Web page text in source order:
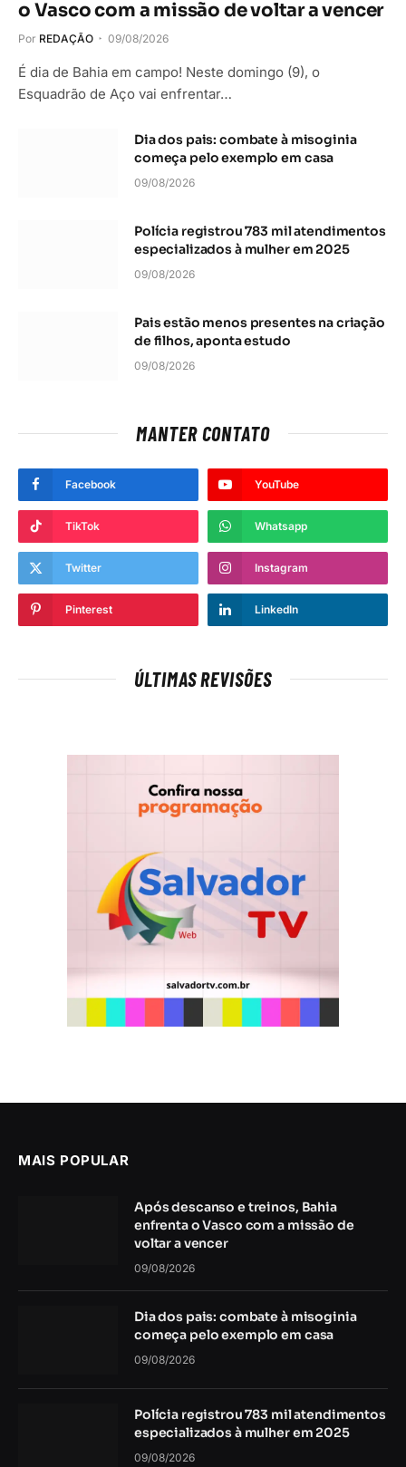
o Vasco com a missão de voltar a vencer
Por REDAÇÃO 09/08/2026
É dia de Bahia em campo! Neste domingo (9), o
Esquadrão de Aço vai enfrentar…
Dia dos pais: combate à misoginia
começa pelo exemplo em casa
09/08/2026
Polícia registrou 783 mil atendimentos
especializados à mulher em 2025
09/08/2026
Pais estão menos presentes na criação
de filhos, aponta estudo
09/08/2026
MANTER CONTATO
Facebook YouTube
TikTok Whatsapp
Twitter Instagram
Pinterest LinkedIn
ÚLTIMAS REVISÕES
MAIS POPULAR
Após descanso e treinos, Bahia
enfrenta o Vasco com a missão de
voltar a vencer
09/08/2026
Dia dos pais: combate à misoginia
começa pelo exemplo em casa
09/08/2026
Polícia registrou 783 mil atendimentos
especializados à mulher em 2025
09/08/2026